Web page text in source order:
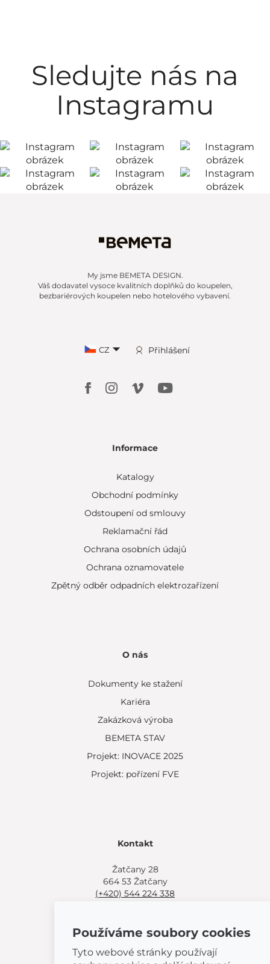
Sledujte nás na
Instagramu
My jsme BEMETA DESIGN.
Váš dodavatel vysoce kvalitních doplňků do koupelen,
bezbariérových koupelen nebo hotelového vybavení.
CZ Přihlášení
Informace
Katalogy
Obchodní podmínky
Odstoupení od smlouvy
Reklamační řád
Ochrana osobních údajů
Ochrana oznamovatele
Zpětný odběr odpadních elektrozařízení
O nás
Dokumenty ke stažení
Kariéra
Zakázková výroba
BEMETA STAV
Projekt: INOVACE 2025
Projekt: pořízení FVE
Kontakt
Žatčany 28
664 53 Žatčany
(+420) 544 224 338
Další možnosti nákupu:
Najděte si prodejce poblíž.
Nebo volejte(+420) 544 224 338.
Používáme soubory cookies
Tyto webové stránky používají